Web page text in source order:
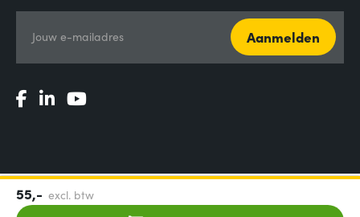
55,- excl. btw
Jouw e-mailadres Aanmelden
Algemene voorwaarden
Vulnerability Disclosure